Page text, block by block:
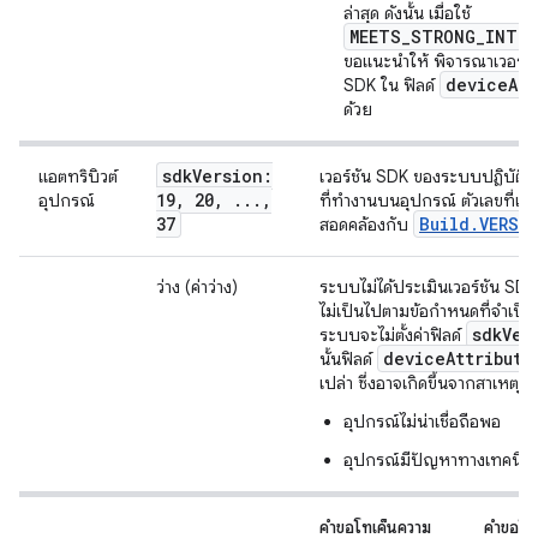
ล่าสุด ดังนั้น เมื่อใช้
ขอแนะนำให้ พิจารณาเวอร์
SDK ใน ฟิลด์
ด้วย
แอตทริบิวต์
อุปกรณ์
sdkVersion:
19, 20, . . . ,
37
เวอร์ชัน SDK ของระบบปฏิบัติ
ที่ทำงานบนอุปกรณ์ ตัวเลขที่แส
สอดคล้องกับ
ว่าง (ค่าว่าง)
ระบบไม่ได้ประเมินเวอร์ชัน
ไม่เป็นไปตามข้อกําหนดที่จําเป็
ระบบจะไม่ตั้งค่าฟิลด์ sdk
นั้นฟิลด์ device
เปล่า ซึ่งอาจเกิดขึ้นจากสาเหตุต่
อุปกรณ์ไม่น่าเชื่อถือพอ
อุปกรณ์มีปัญหาทางเทคนิค
คำขอโทเค็นความ คำขอโ